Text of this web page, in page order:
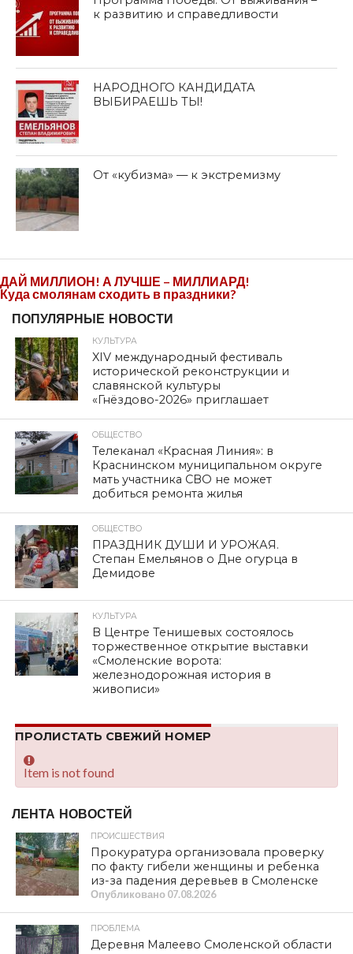
к развитию и справедливости
НАРОДНОГО КАНДИДАТА
ВЫБИРАЕШЬ ТЫ!
От «кубизма» — к экстремизму
ДАЙ МИЛЛИОН! А ЛУЧШЕ – МИЛЛИАРД!
Куда смолянам сходить в праздники?
ПОПУЛЯРНЫЕ НОВОСТИ
КУЛЬТУРА
XIV международный фестиваль
исторической реконструкции и
славянской культуры
«Гнёздово-2026» приглашает
ОБЩЕСТВО
Телеканал «Красная Линия»: в
Краснинском муниципальном округе
мать участника СВО не может
добиться ремонта жилья
ОБЩЕСТВО
ПРАЗДНИК ДУШИ И УРОЖАЯ.
Степан Емельянов о Дне огурца в
Демидове
КУЛЬТУРА
В Центре Тенишевых состоялось
торжественное открытие выставки
«Смоленские ворота:
железнодорожная история в
живописи»
ПРОЛИСТАТЬ СВЕЖИЙ НОМЕР
Item is not found
ЛЕНТА НОВОСТЕЙ
ПРОИСШЕСТВИЯ
Прокуратура организовала проверку
по факту гибели женщины и ребенка
из-за падения деревьев в Смоленске
Опубликовано 07.08.2026
ПРОБЛЕМА
Деревня Малеево Смоленской области